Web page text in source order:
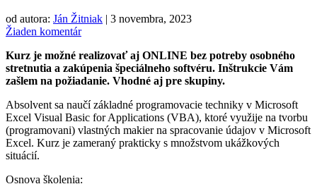
od autora: Ján Žitniak | 3 novembra, 2023
Žiaden komentár
Kurz je možné realizovať aj ONLINE bez potreby osobného
stretnutia a zakúpenia špeciálneho softvéru. Inštrukcie Vám
zašlem na požiadanie. Vhodné aj pre skupiny.
Absolvent sa naučí základné programovacie techniky v Microsoft
Excel Visual Basic for Applications (VBA), ktoré využije na tvorbu
(programovani) vlastných makier na spracovanie údajov v Microsoft
Excel. Kurz je zameraný prakticky s množstvom ukážkových
situácií.
Osnova školenia: